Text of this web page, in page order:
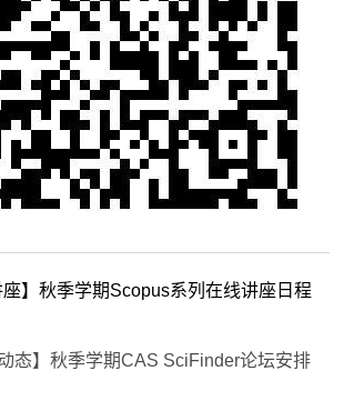
座】秋季学期Scopus系列在线讲座日程
动态】秋季学期CAS SciFinder论坛安排